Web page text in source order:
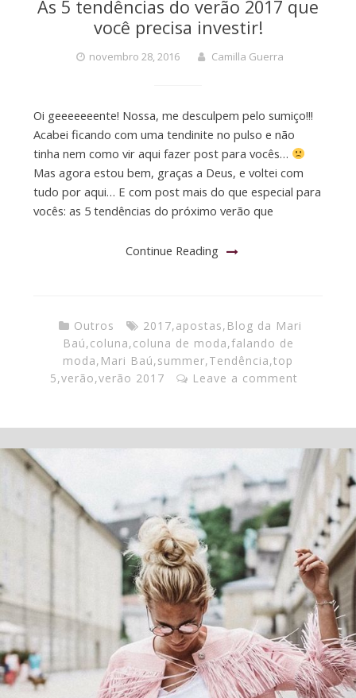
As 5 tendências do verão 2017 que
você precisa investir!
novembro 28, 2016 Camilla Guerra
Oi geeeeeeente! Nossa, me desculpem pelo sumiço!!!
Acabei ficando com uma tendinite no pulso e não
tinha nem como vir aqui fazer post para vocês…
Mas agora estou bem, graças a Deus, e voltei com
tudo por aqui… E com post mais do que especial para
vocês: as 5 tendências do próximo verão que
Continue Reading
Outros 2017,apostas, Blog da Mari
Baú,coluna,coluna de moda,falando de
moda, Mari Baú,summer,Tendência,top
5,verão,verão 2017 Leave a comment